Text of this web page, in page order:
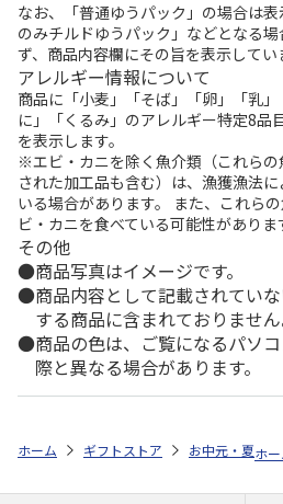
なお、「普通ゆうパック」の場合は
のみチルドゆうパック」などとなる
ず、商品内容欄にその旨を表示してい
アレルギー情報について
商品に「小麦」「そば」「卵」「乳
に」「くるみ」のアレルギー特定8品
を表示します。
※エビ・カニを除く魚介類（これら
された加工品も含む）は、漁獲漁法
いる場合があります。 また、これら
ビ・カニを食べている可能性がありま
その他
商品写真はイメージです。
商品内容として記載されてい
する商品に含まれておりません
商品の色は、ご覧になるパソ
際と異なる場合があります。
ホーム ギフトストア お中元・夏ギ
ホ